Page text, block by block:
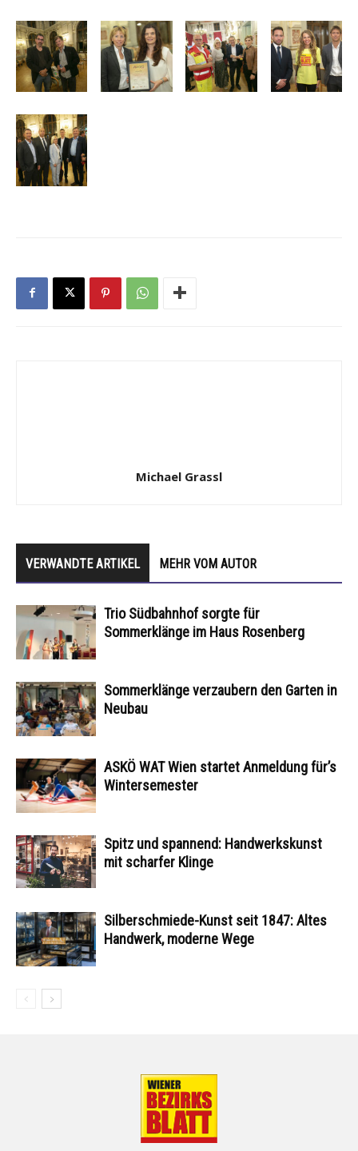
Michael Grassl
VERWANDTE ARTIKEL MEHR VOM AUTOR
Trio Südbahnhof sorgte für
Sommerklänge im Haus Rosenberg
Sommerklänge verzaubern den Garten in
Neubau
ASKÖ WAT Wien startet Anmeldung für’s
Wintersemester
Spitz und spannend: Handwerkskunst
mit scharfer Klinge
Silberschmiede-Kunst seit 1847: Altes
Handwerk, moderne Wege